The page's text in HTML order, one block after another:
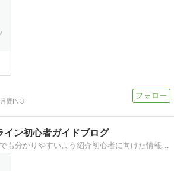
月間IN:3
イン初心者ガイドブログ